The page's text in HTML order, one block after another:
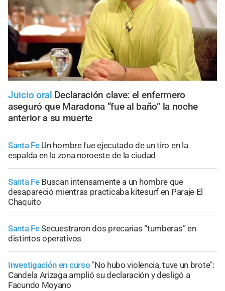
Juicio oral Declaración clave: el enfermero
aseguró que Maradona “fue al baño” la noche
anterior a su muerte
Santa Fe Un hombre fue ejecutado de un tiro en la
espalda en la zona noroeste de la ciudad
Santa Fe Buscan intensamente a un hombre que
desapareció mientras practicaba kitesurf en Paraje El
Chaquito
Santa FeSecuestraron dos precarias “tumberas” en
distintos operativos
Investigación en curso "No hubo violencia, tuve un brote":
Candela Arizaga amplió su declaración y desligó a
Facundo Moyano